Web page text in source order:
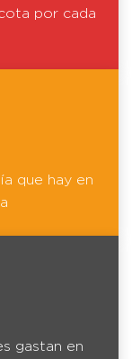
por cada
que hay en
gastan en